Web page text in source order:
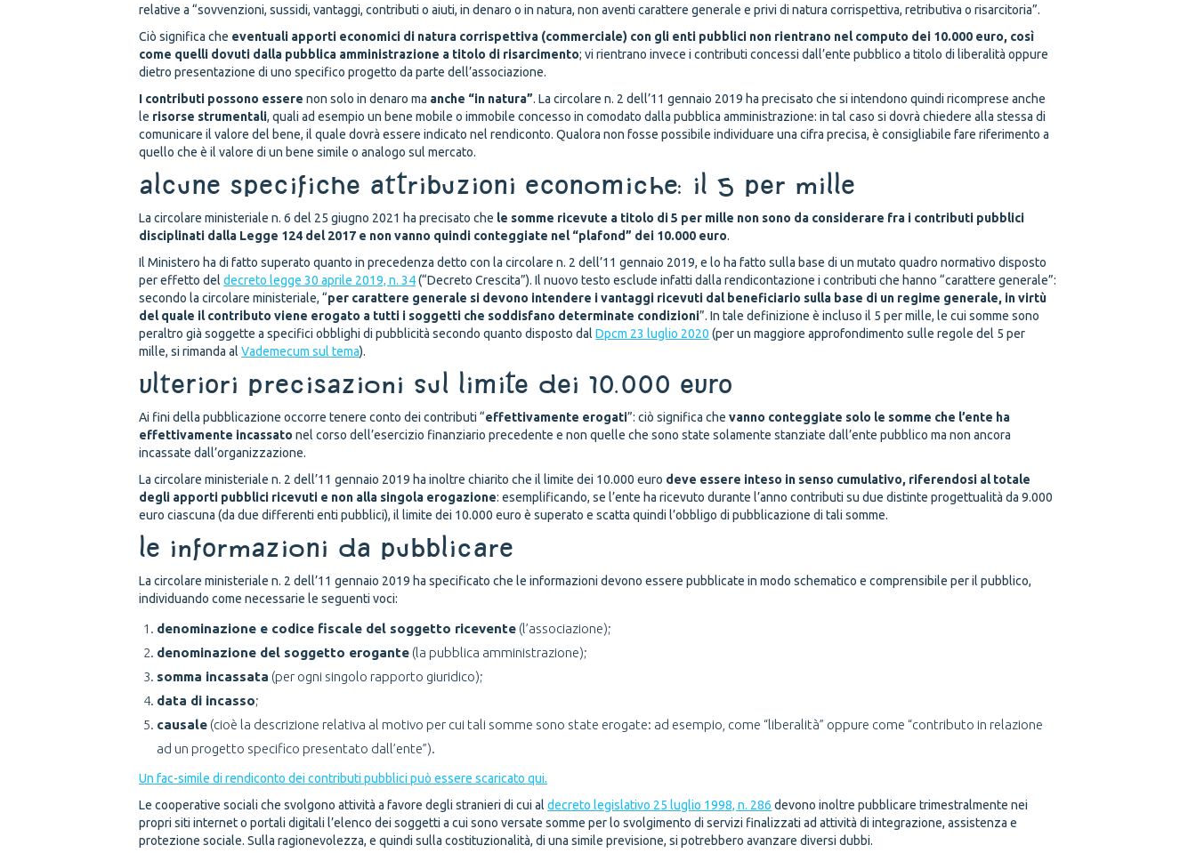
relative a “sovvenzioni, sussidi, vantaggi, contributi o aiuti, in denaro o in natura, non aventi carattere generale e privi di natura corrispettiva, retributiva o risarcitoria”.
Ciò significa che eventuali apporti economici di natura corrispettiva (commerciale) con gli enti pubblici non rientrano nel computo dei 10.000 euro, così
come quelli dovuti dalla pubblica amministrazione a titolo di risarcimento; vi rientrano invece i contributi concessi dall’ente pubblico a titolo di liberalità oppure
dietro presentazione di uno specifico progetto da parte dell’associazione.
I contributi possono essere non solo in denaro ma anche “in natura”. La circolare n. 2 dell’11 gennaio 2019 ha precisato che si intendono quindi ricomprese anche
le risorse strumentali, quali ad esempio un bene mobile o immobile concesso in comodato dalla pubblica amministrazione: in tal caso si dovrà chiedere alla stessa di
comunicare il valore del bene, il quale dovrà essere indicato nel rendiconto. Qualora non fosse possibile individuare una cifra precisa, è consigliabile fare riferimento a
quello che è il valore di un bene simile o analogo sul mercato.
Alcune specifiche attribuzioni economiche: il 5 per mille
La circolare ministeriale n. 6 del 25 giugno 2021 ha precisato che le somme ricevute a titolo di 5 per mille non sono da considerare fra i contributi pubblici
disciplinati dalla Legge 124 del 2017 e non vanno quindi conteggiate nel “plafond” dei 10.000 euro.
Il Ministero ha di fatto superato quanto in precedenza detto con la circolare n. 2 dell’11 gennaio 2019, e lo ha fatto sulla base di un mutato quadro normativo disposto
per effetto deldecreto legge 30 aprile 2019, n. 34(“Decreto Crescita”). Il nuovo testo esclude infatti dalla rendicontazione i contributi che hanno “carattere generale”:
secondo la circolare ministeriale, “per carattere generale si devono intendere i vantaggi ricevuti dal beneficiario sulla base di un regime generale, in virtù
del quale il contributo viene erogato a tutti i soggetti che soddisfano determinate condizioni”. In tale definizione è incluso il 5 per mille, le cui somme sono
peraltro già soggette a specifici obblighi di pubblicità secondo quanto disposto dalDpcm 23 luglio 2020 (per un maggiore approfondimento sulle regole del 5 per
mille, si rimanda alVademecum sul tema).
Ulteriori precisazioni sul limite dei 10.000 euro
Ai fini della pubblicazione occorre tenere conto dei contributi “effettivamente erogati”: ciò significa chevanno conteggiate solo le somme che l’ente ha
effettivamente incassatonel corso dell’esercizio finanziario precedente e non quelle che sono state solamente stanziate dall’ente pubblico ma non ancora
incassate dall’organizzazione.
La circolare ministeriale n. 2 dell’11 gennaio 2019 ha inoltre chiarito che il limite dei 10.000 euro deve essere inteso in senso cumulativo, riferendosi al totale
degli apporti pubblici ricevuti e non alla singola erogazione: esemplificando, se l’ente ha ricevuto durante l’anno contributi su due distinte progettualità da 9.000
euro ciascuna (da due differenti enti pubblici), il limite dei 10.000 euro è superato e scatta quindi l’obbligo di pubblicazione di tali somme.
Le informazioni da pubblicare
La circolare ministeriale n. 2 dell’11 gennaio 2019 ha specificato che le informazioni devono essere pubblicate in modo schematico e comprensibile per il pubblico,
individuando come necessarie le seguenti voci:
denominazione e codice fiscale del soggetto ricevente (l’associazione);
denominazione del soggetto erogante (la pubblica amministrazione);
somma incassata (per ogni singolo rapporto giuridico);
data di incasso;
causale (cioè la descrizione relativa al motivo per cui tali somme sono state erogate: ad esempio, come “liberalità” oppure come “contributo in relazione
ad un progetto specifico presentato dall’ente”).
Un fac-simile di rendiconto dei contributi pubblici può essere scaricato qui.
Le cooperative sociali che svolgono attività a favore degli stranieri di cui aldecreto legislativo 25 luglio 1998, n. 286 devono inoltre pubblicare trimestralmente nei
propri siti internet o portali digitali l’elenco dei soggetti a cui sono versate somme per lo svolgimento di servizi finalizzati ad attività di integrazione, assistenza e
protezione sociale. Sulla ragionevolezza, e quindi sulla costituzionalità, di una simile previsione, si potrebbero avanzare diversi dubbi.